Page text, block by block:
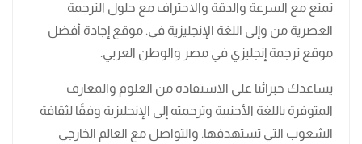
تمتع مع السرعة والدقة والاحتراف مع حلول الترجمة
العصرية من وإلى اللغة الإنجليزية في. موقع إجادة أفضل
موقع ترجمة إنجليزي في مصر والوطن العربي.
يساعدك خبرائنا على الاستفادة من العلوم والمعارف
المتوفرة باللغة الأجنبية وترجمته إلى الإنجليزية وفقًا لثقافة
الشعوب التي تستهدفها. والتواصل مع العالم الخارجي